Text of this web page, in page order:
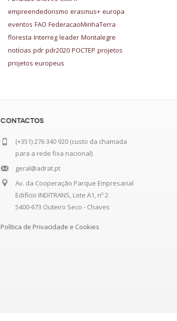
empreendedorismo erasmus+ europa
eventos FAO FederacaoMinhaTerra
floresta Interreg leader Montalegre
notícias pdr pdr2020 POCTEP projetos
projetos europeus
Contactos
(+351) 276 340 920 (custo da chamada
para a rede fixa nacional)
geral@adrat.pt
Av. da Cooperação Parque Empresarial
Edifício INDITRANS, Lote A1, nº 2
5400-673 Outeiro Seco - Chaves
Política de Privacidade e Cookies